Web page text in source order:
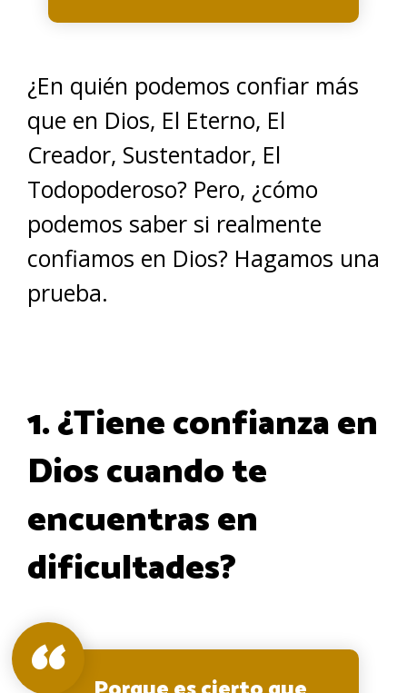
¿En quién podemos confiar más
que en Dios, El Eterno, El
Creador, Sustentador, El
Todopoderoso? Pero, ¿cómo
podemos saber si realmente
confiamos en Dios? Hagamos una
prueba.
1. ¿Tiene confianza en
Dios cuando te
encuentras en
dificultades?